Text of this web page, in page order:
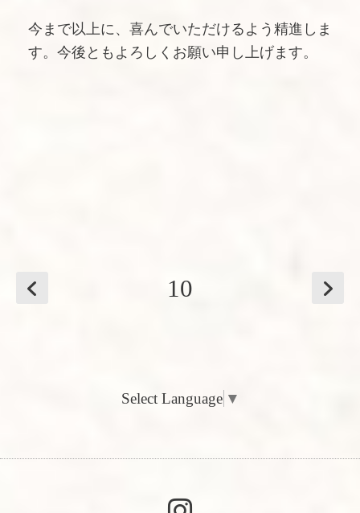
今まで以上に、喜んでいただけるよう精進しま
す。今後ともよろしくお願い申し上げます。
10
Select Language ▼